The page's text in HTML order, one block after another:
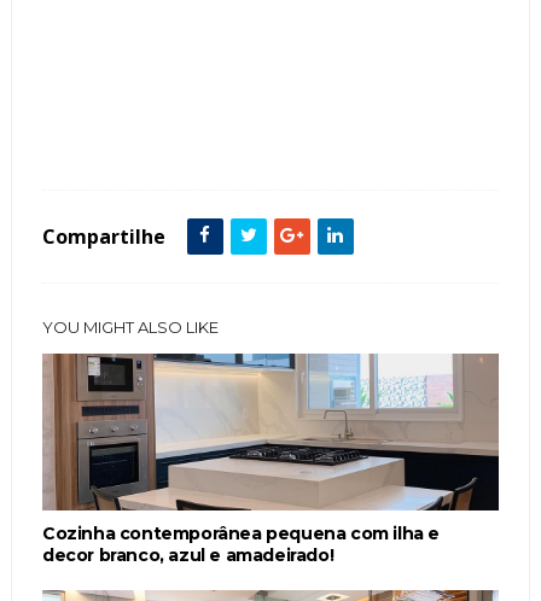
Compartilhe
YOU MIGHT ALSO LIKE
Cozinha contemporânea pequena com ilha e
decor branco, azul e amadeirado!